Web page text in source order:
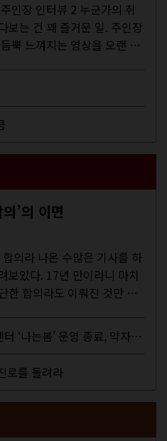
인터뷰 2 누군가의 취
보는 건 꽤 즐거운 일. 주인장
뿍 느껴지는 영상을 오랜 시
경험을 하기도 한다. 좀처럼
르의 노래를...
’의 이면
의라 나온 수많은 기사를 하
보았다. 17년 만이라니 마치
한 합의라도 이뤄진 것만 같
심의기구인 최저임금위원회
을 전하는 기사였는데,...
RADAR - 십대여성건강센터 ‘나는봄’ 운영 종료, 약자로부터 멀어지는 도시
로를 돌려라